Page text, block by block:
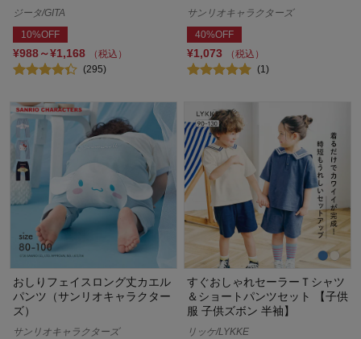
ジータ/GITA
10%OFF
¥988～¥1,168
（税込）
(295)
サンリオキャラクターズ
40%OFF
¥1,073
（税込）
(1)
おしりフェイスロング丈カエル
パンツ（サンリオキャラクター
ズ）
サンリオキャラクターズ
すぐおしゃれセーラーＴシャツ
＆ショートパンツセット 【子供
服 子供ズボン 半袖】
リッケ/LYKKE